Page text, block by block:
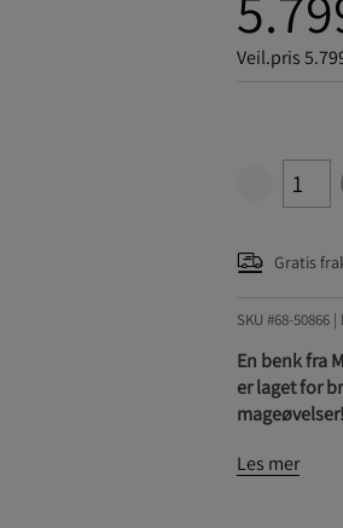
Veil.pris
Gratis
SKU #68-50866 |
En benk fra
er laget for
mageøvelser!
Les mer